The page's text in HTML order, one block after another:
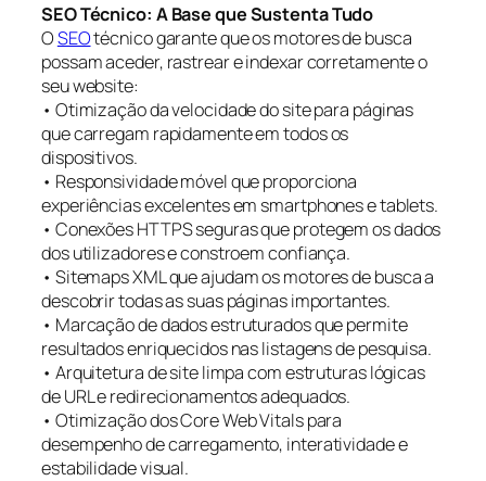
SEO Técnico: A Base que Sustenta Tudo
OSEOtécnico garante que os motores de busca
possam aceder, rastrear e indexar corretamente o
seu website:
• Otimização da velocidade do site para páginas
que carregam rapidamente em todos os
dispositivos.
• Responsividade móvel que proporciona
experiências excelentes em smartphones e tablets.
• Conexões HTTPS seguras que protegem os dados
dos utilizadores e constroem confiança.
• Sitemaps XML que ajudam os motores de busca a
descobrir todas as suas páginas importantes.
• Marcação de dados estruturados que permite
resultados enriquecidos nas listagens de pesquisa.
• Arquitetura de site limpa com estruturas lógicas
de URL e redirecionamentos adequados.
• Otimização dos Core Web Vitals para
desempenho de carregamento, interatividade e
estabilidade visual.